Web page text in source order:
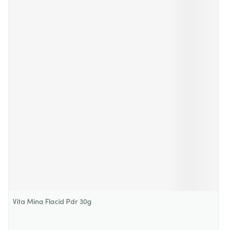
Vita Mina Flacid Pdr 30g